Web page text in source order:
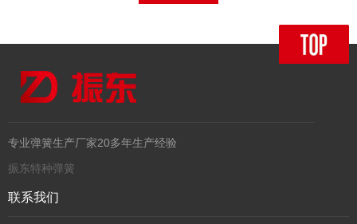
专业弹簧生产厂家20多年生产经验
振东特种弹簧
联系我们